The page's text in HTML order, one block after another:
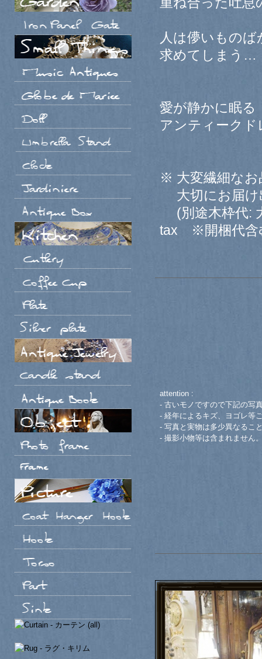
人は儚いものば
求めてしまう…
愛が静かに眠る
アンティーク
※ 大変繊細なお
大切にお届け
(別途木枠代:
tax ※開梱代含
attention :
- 古いモノですので下記の写
- 経年によるキズ、ヨゴレ等
- 写真と実物は多少異なるこ
- 撮影小物等は含まれません